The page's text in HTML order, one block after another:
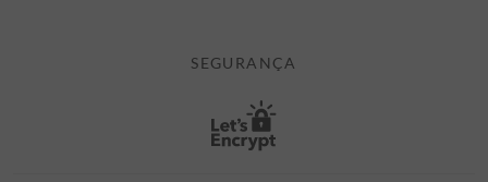
ATENDIMENTO@ALEATORYSTORE.COM.BR
SEGURANÇA